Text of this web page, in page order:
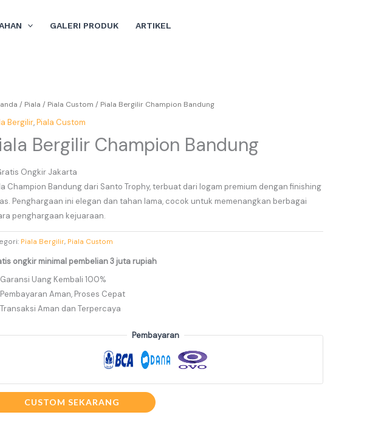
GALERI PRODUK ARTIKEL
/ Piala / Piala Custom / Piala Bergilir Champion Bandung
Bergilir,Piala Custom
Bergilir Champion Bandung
Ongkir Jakarta
Champion Bandung dari Santo Trophy, terbuat dari logam premium dengan finishing
Penghargaan ini elegan dan tahan lama, cocok untuk memenangkan berbagai
penghargaan kejuaraan.
Piala Bergilir, Piala Custom
ongkir minimal pembelian 3 juta rupiah
Garansi Uang Kembali 100%
Pembayaran Aman, Proses Cepat
Transaksi Aman dan Terpercaya
Pembayaran
CUSTOM SEKARANG